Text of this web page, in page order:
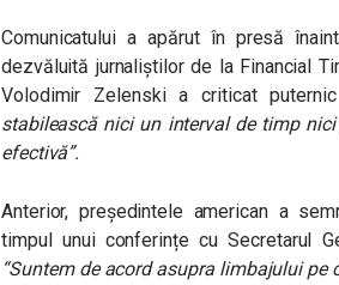
Comunicatului a apărut în presă
dezvăluită jurnaliștilor de la Financial
Volodimir Zelenski a criticat
stabilească nici un interval de timp
efectivă”.
Anterior, președintele american a
timpul unui conferințe cu Secretarul
“Suntem de acord asupra limbajului pe